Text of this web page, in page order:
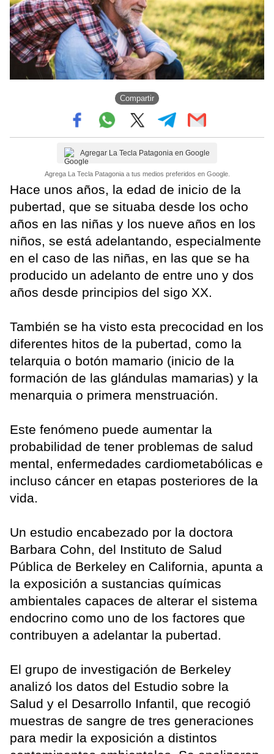
Compartir
Agregar La Tecla Patagonia en Google
Agrega La Tecla Patagonia a tus medios preferidos en Google.
Hace unos años, la edad de inicio de la
pubertad, que se situaba desde los ocho
años en las niñas y los nueve años en los
niños, se está adelantando, especialmente
en el caso de las niñas, en las que se ha
producido un adelanto de entre uno y dos
años desde principios del sigo XX.
También se ha visto esta precocidad en los
diferentes hitos de la pubertad, como la
telarquia o botón mamario (inicio de la
formación de las glándulas mamarias) y la
menarquia o primera menstruación.
Este fenómeno puede aumentar la
probabilidad de tener problemas de salud
mental, enfermedades cardiometabólicas e
incluso cáncer en etapas posteriores de la
vida.
Un estudio encabezado por la doctora
Barbara Cohn, del Instituto de Salud
Pública de Berkeley en California, apunta a
la exposición a sustancias químicas
ambientales capaces de alterar el sistema
endocrino como uno de los factores que
contribuyen a adelantar la pubertad.
El grupo de investigación de Berkeley
analizó los datos del Estudio sobre la
Salud y el Desarrollo Infantil, que recogió
muestras de sangre de tres generaciones
para medir la exposición a distintos